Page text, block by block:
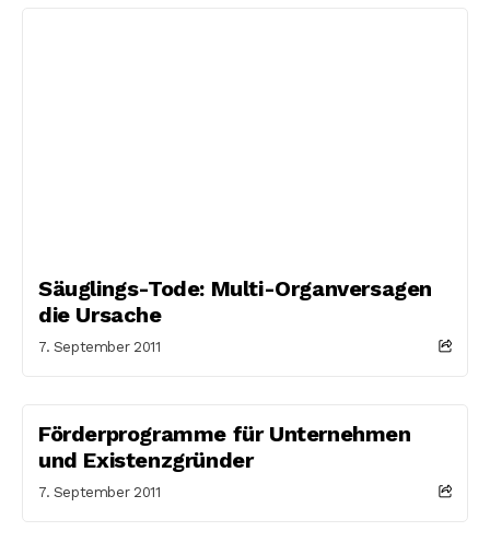
Säuglings-Tode: Multi-Organversagen
die Ursache
7. September 2011
Förderprogramme für Unternehmen
und Existenzgründer
7. September 2011